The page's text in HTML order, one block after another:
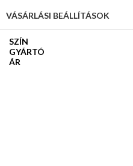
VÁSÁRLÁSI BEÁLLÍTÁSOK
SZÍN
GYÁRTÓ
ÁR